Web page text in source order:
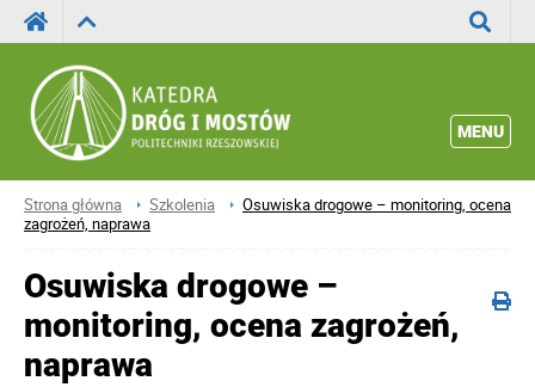
MENU
Strona główna Szkolenia
Osuwiska drogowe – monitoring, ocena
zagrożeń, naprawa
Osuwiska drogowe –
monitoring, ocena zagrożeń,
naprawa